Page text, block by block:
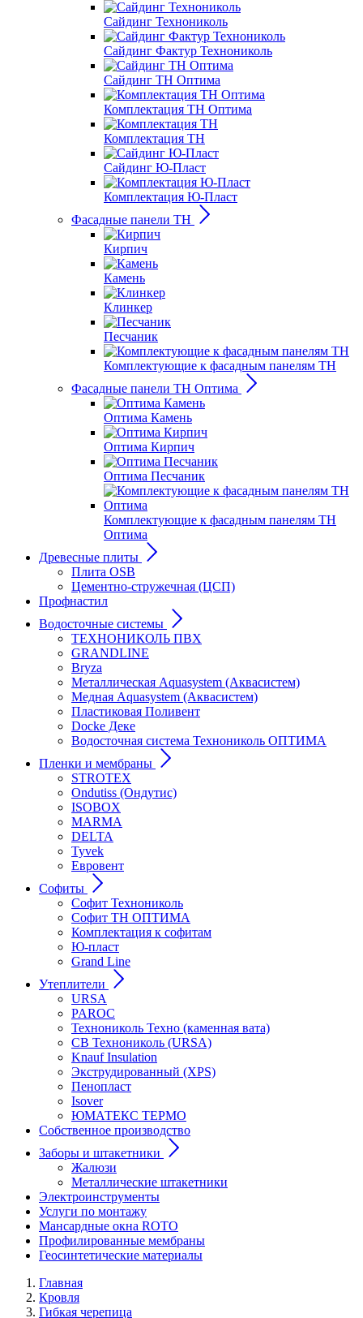
Сайдинг Технониколь
Сайдинг Фактур Технониколь
Сайдинг ТН Оптима
Комплектация ТН Оптима
Комплектация ТН
Сайдинг Ю-Пласт
Комплектация Ю-Пласт
Фасадные панели ТН
Кирпич
Камень
Клинкер
Песчаник
Комплектующие к фасадным панелям ТН
Фасадные панели ТН Оптима
Оптима Камень
Оптима Кирпич
Оптима Песчаник
Комплектующие к фасадным панелям ТН
Оптима
Древесные плиты
Плита OSB
Цементно-стружечная (ЦСП)
Профнастил
Водосточные системы
ТЕХНОНИКОЛЬ ПВХ
GRANDLINE
Bryza
Металлическая Aquasystem (Аквасистем)
Медная Aquasystem (Аквасистем)
Пластиковая Поливент
Docke Деке
Водосточная система Технониколь ОПТИМА
Пленки и мембраны
STROTEX
Ondutiss (Ондутис)
ISOBOX
MARMA
DELTA
Tyvek
Евровент
Софиты
Софит Технониколь
Софит ТН ОПТИМА
Комплектация к софитам
Ю-пласт
Grand Line
Утеплители
URSA
PAROC
Технониколь Техно (каменная вата)
СВ Технониколь (URSA)
Knauf Insulation
Экструдированный (XPS)
Пенопласт
Isover
ЮМАТЕКС ТЕРМО
Собственное производство
Заборы и штакетники
Жалюзи
Металлические штакетники
Электроинструменты
Услуги по монтажу
Мансардные окна ROTO
Профилированные мембраны
Геосинтетические материалы
Главная
Кровля
Гибкая черепица